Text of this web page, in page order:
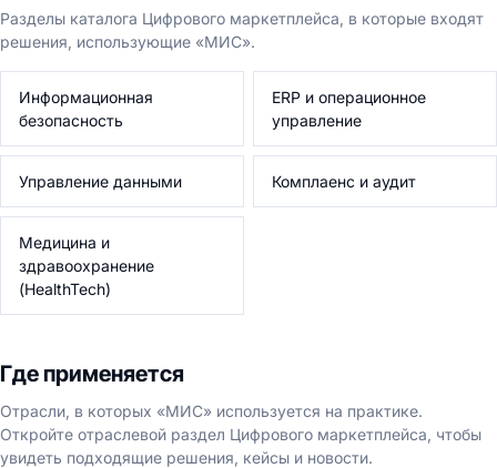
Разделы каталога Цифрового маркетплейса, в которые входят
решения, использующие «МИС».
Информационная
безопасность
ERP и операционное
управление
Управление данными Комплаенс и аудит
Медицина и
здравоохранение
(HealthTech)
Где применяется
Отрасли, в которых «МИС» используется на практике.
Откройте отраслевой раздел Цифрового маркетплейса, чтобы
увидеть подходящие решения, кейсы и новости.